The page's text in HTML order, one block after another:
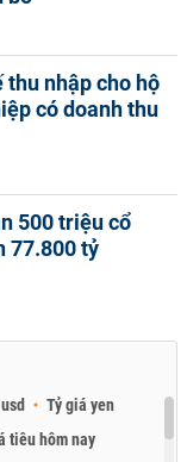
thu nhập cho hộ
có doanh thu
500 triệu cổ
77.800 tỷ
Tỷ giá yen
tiêu hôm nay